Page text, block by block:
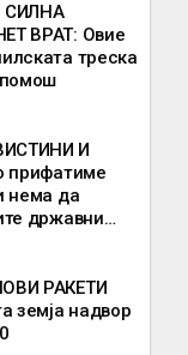
СИЛНА
ВРАТ: Овие
треска
помош
И
прифатиме
нема да
државни
РАКЕТИ
земја надвор